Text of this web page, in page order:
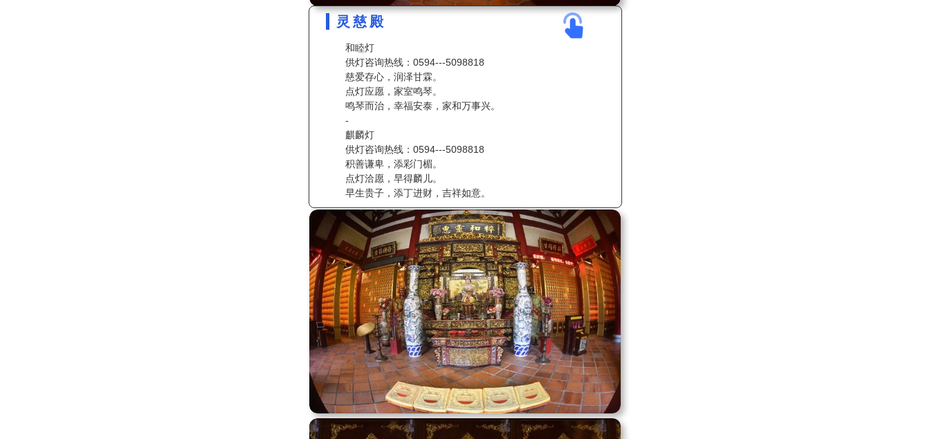
灵慈殿
和睦灯
供灯咨询热线：0594---5098818
慈爱存心，润泽甘霖。
点灯应愿，家室鸣琴。
鸣琴而治，幸福安泰，家和万事兴。
-
麒麟灯
供灯咨询热线：0594---5098818
积善谦卑，添彩门楣。
点灯洽愿，早得麟儿。
早生贵子，添丁进财，吉祥如意。